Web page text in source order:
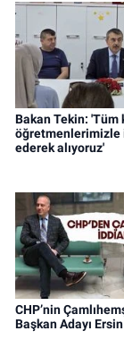
Bakan Tekin: 'Tüm
öğretmenlerimizle
ederek alıyoruz'
CHP’nin
Başkan Adayı